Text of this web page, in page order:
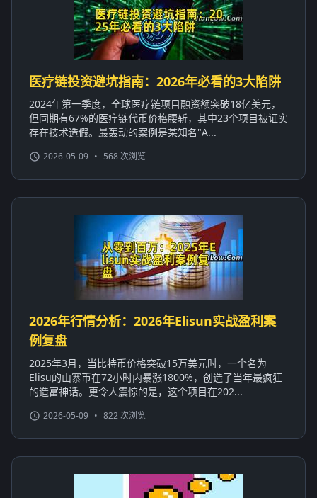
医疗链投资避坑指南：2026年必看的3大陷阱
2024年第一季度，全球医疗链项目融资额突破18亿美元，
但同期有67%的医疗链代币价格腰斩，其中23个项目被证实
存在技术造假。最轰动的案例是某知名"A...
2026-05-09 • 568 次浏览
2026年行情分析：2026年Elisun实战盈利案
例复盘
2025年3月，当比特币价格突破15万美元时，一个名为
Elisu的山寨币在72小时内暴涨1800%，创造了当年最疯狂
的造富神话。更令人震惊的是，这个项目在202...
2026-05-09 • 822 次浏览